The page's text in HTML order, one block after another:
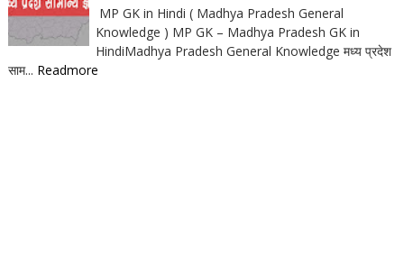
MP GK in Hindi ( Madhya Pradesh General
Knowledge ) MP GK – Madhya Pradesh GK in
HindiMadhya Pradesh General Knowledge मध्य प्रदेश
साम... Readmore